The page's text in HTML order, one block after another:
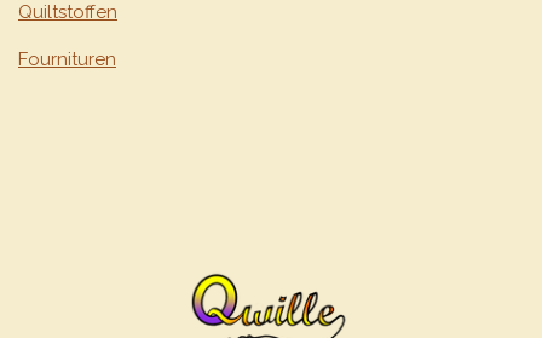
Quiltstoffen
Fournituren